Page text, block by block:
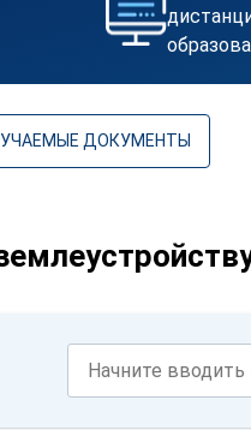
ДОКУМЕНТЫ